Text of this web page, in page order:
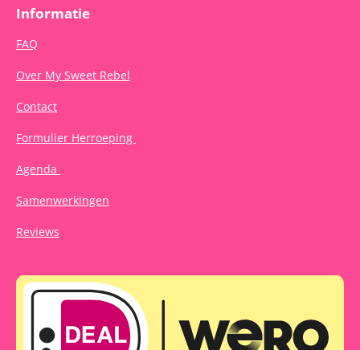
Informatie
FAQ
Over My Sweet Rebel
Contact
Formulier Herroeping
Agenda
Samenwerkingen
Reviews